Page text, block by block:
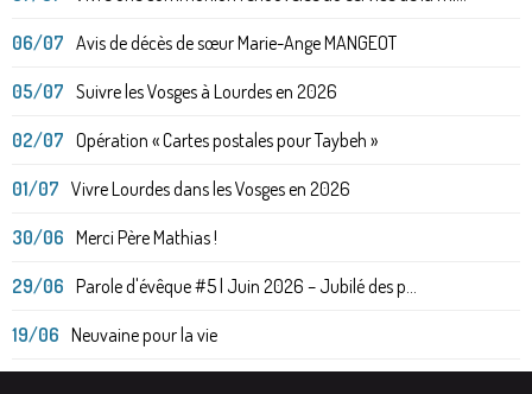
06/07 Avis de décès de sœur Marie-Ange MANGEOT
05/07 Suivre les Vosges à Lourdes en 2026
02/07 Opération « Cartes postales pour Taybeh »
01/07 Vivre Lourdes dans les Vosges en 2026
30/06 Merci Père Mathias !
29/06 Parole d'évêque #5 | Juin 2026 – Jubilé des p...
19/06 Neuvaine pour la vie